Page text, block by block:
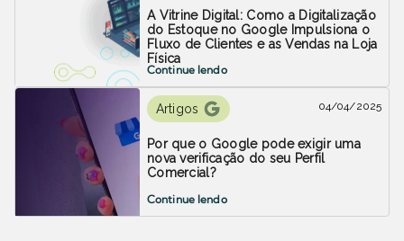
A Vitrine Digital: Como a Digitalização
do Estoque no Google Impulsiona o
Fluxo de Clientes e as Vendas na Loja
Física
Continue lendo
Artigos 04/04/2025
Por que o Google pode exigir uma
nova verificação do seu Perfil
Comercial?
Continue lendo